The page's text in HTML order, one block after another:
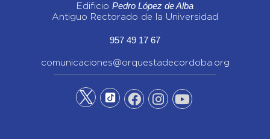
Edificio Pedro López de Alba
Antiguo Rectorado de la Universidad
957 49 17 67
comunicaciones@orquestadecordoba.org